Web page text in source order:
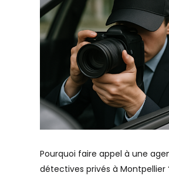
Pourquoi faire appel à une
détectives privés à Montpellier